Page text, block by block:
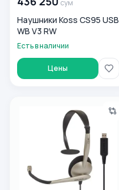
сум
Наушники Koss CS95 USB
WB V3 RW
Есть в наличии
Цены